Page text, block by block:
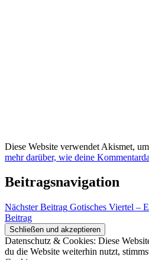
Diese Website verwendet Akismet,
mehr darüber, wie deine
Beitragsnavigation
Nächster Beitrag Gotisches Viertel –
Beitrag
Datenschutz & Cookies: Diese
du die Website weiterhin nutzt,